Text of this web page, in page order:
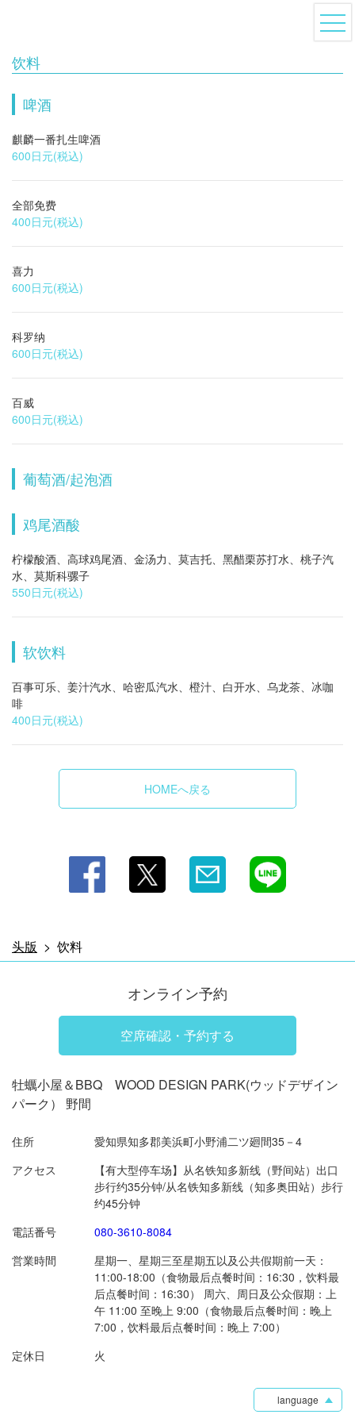
饮料
啤酒
麒麟一番扎生啤酒
600日元(税込)
全部免费
400日元(税込)
喜力
600日元(税込)
科罗纳
600日元(税込)
百威
600日元(税込)
葡萄酒/起泡酒
鸡尾酒酸
柠檬酸酒、高球鸡尾酒、金汤力、莫吉托、黑醋栗苏打水、桃子汽
水、莫斯科骡子
550日元(税込)
软饮料
百事可乐、姜汁汽水、哈密瓜汽水、橙汁、白开水、乌龙茶、冰咖
啡
400日元(税込)
HOMEへ戻る
头版 饮料
この店舗情報をシェアする
饮料 | 牡蠣小屋＆BBQ WOOD DESIGN PARK(ウッドデザ
https://wooddesignparknoma.owst.jp/drinks
お店情報をコピー
オンライン予約
空席確認・予約する
牡蠣小屋＆BBQ WOOD DESIGN PARK(ウッドデザイン
パーク） 野間
住所
愛知県知多郡美浜町小野浦二ツ廻間35－4
アクセス
【有大型停车场】从名铁知多新线（野间站）出口
步行约35分钟/从名铁知多新线（知多奥田站）步行
约45分钟
電話番号
080-3610-8084
営業時間
星期一、星期三至星期五以及公共假期前一天：
11:00-18:00（食物最后点餐时间：16:30，饮料最
后点餐时间：16:30） 周六、周日及公众假期：上
午 11:00 至晚上 9:00（食物最后点餐时间：晚上
7:00，饮料最后点餐时间：晚上 7:00）
定休日
火
language